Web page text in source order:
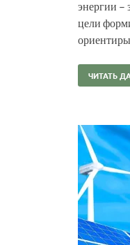
энергии –
цели
ориентиры
ЧИТАТЬ